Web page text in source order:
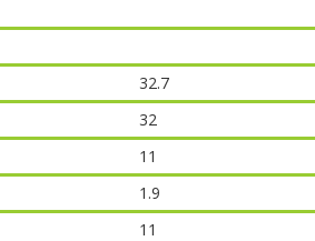
32.7
32
11
1.9
11